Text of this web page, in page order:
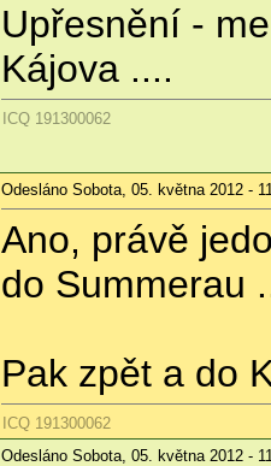
Upřesnění -
Kájova ....
ICQ 191300062
Odesláno Sobota, 05. května 2012 -
Ano, právě
do Summerau
Pak zpět a do
ICQ 191300062
Odesláno Sobota, 05. května 2012 -